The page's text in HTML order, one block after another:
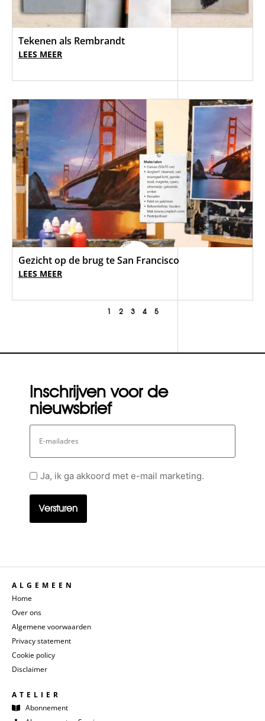
Tekenen als Rembrandt
LEES MEER
Gezicht op de brug te San Francisco
LEES MEER
1 2 3 4 5
Inschrijven voor de
nieuwsbrief
E-
mailadres
GeenJa, ik ga akkoord met e-mail marketing.
ALGEMEEN
Home
Over ons
Algemene voorwaarden
Privacy statement
Cookie policy
Disclaimer
ATELIER
Abonnement